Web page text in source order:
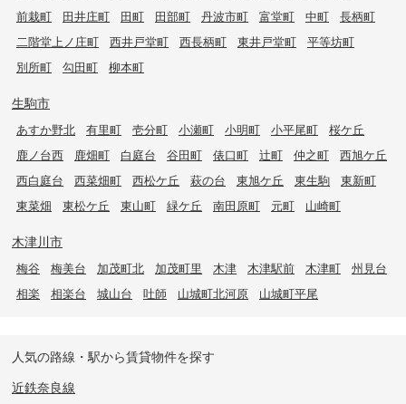
前栽町
田井庄町 田町 田部町 丹波市町 富堂町 中町
長柄町
二階堂上ノ庄町
西井戸堂町 西長柄町 東井戸堂町
平等坊町
別所町
勾田町 柳本町
生駒市
あすか野北 有里町 壱分町 小瀬町 小明町 小平尾町
桜ケ丘
鹿ノ台西
鹿畑町 白庭台 谷田町 俵口町 辻町 仲之町
西旭ケ丘
西白庭台
西菜畑町 西松ケ丘 萩の台 東旭ケ丘 東生駒
東新町
東菜畑
東松ケ丘 東山町 緑ケ丘 南田原町 元町 山崎町
木津川市
梅谷 梅美台 加茂町北 加茂町里 木津 木津駅前 木津町
州見台
相楽
相楽台 城山台 吐師 山城町北河原 山城町平尾
人気の路線・駅から賃貸物件を探す
近鉄奈良線